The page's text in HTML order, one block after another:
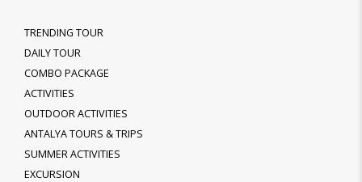
TRENDING TOUR
DAILY TOUR
COMBO PACKAGE
ACTIVITIES
OUTDOOR ACTIVITIES
ANTALYA TOURS & TRIPS
SUMMER ACTIVITIES
EXCURSION